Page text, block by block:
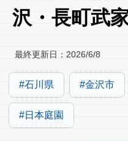
沢・長町武
最終更新日： 2026/6/8
石川県 金沢市
日本庭園